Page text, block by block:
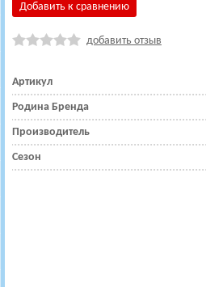
Добавить к сравнению
добавить отзыв
Артикул
Родина Бренда
Производитель
Сезон